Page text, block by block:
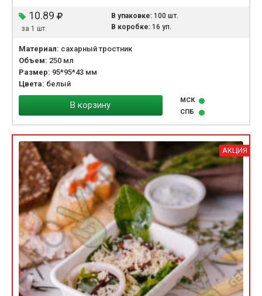
10.89
за 1 шт.
В упаковке:100 шт.
В коробке:16 уп.
Материал: сахарный тростник
Объем: 250 мл
Размер: 95*95*43 мм
Цвета: белый
В корзину
МСК
СПБ
АКЦИЯ